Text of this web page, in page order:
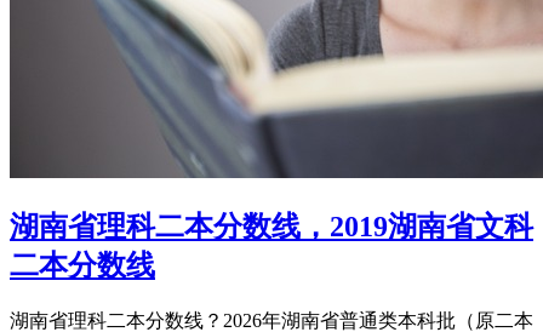
湖南省理科二本分数线，2019湖南省文科
二本分数线
湖南省理科二本分数线？2026年湖南省普通类本科批（原二本